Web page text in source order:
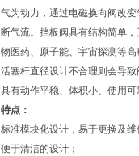
气为动力，通过电磁换向阀改
断气流。挡板阀具有结构简单
物医药、原子能、宇宙探测等
活塞杆直径设计不合理则会导
具有动作平稳、体积小、使用
特点：
标准模块化设计，易于更换及维
便于清洁的设计；